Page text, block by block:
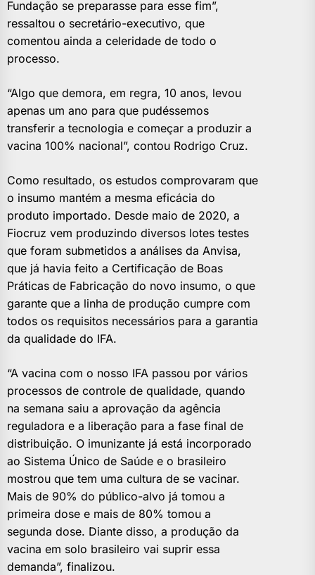
Fundação se preparasse para esse fim”,
ressaltou o secretário-executivo, que
comentou ainda a celeridade de todo o
processo.
“Algo que demora, em regra, 10 anos, levou
apenas um ano para que pudéssemos
transferir a tecnologia e começar a produzir a
vacina 100% nacional”, contou Rodrigo Cruz.
Como resultado, os estudos comprovaram que
o insumo mantém a mesma eficácia do
produto importado. Desde maio de 2020, a
Fiocruz vem produzindo diversos lotes testes
que foram submetidos a análises da Anvisa,
que já havia feito a Certificação de Boas
Práticas de Fabricação do novo insumo, o que
garante que a linha de produção cumpre com
todos os requisitos necessários para a garantia
da qualidade do IFA.
“A vacina com o nosso IFA passou por vários
processos de controle de qualidade, quando
na semana saiu a aprovação da agência
reguladora e a liberação para a fase final de
distribuição. O imunizante já está incorporado
ao Sistema Único de Saúde e o brasileiro
mostrou que tem uma cultura de se vacinar.
Mais de 90% do público-alvo já tomou a
primeira dose e mais de 80% tomou a
segunda dose. Diante disso, a produção da
vacina em solo brasileiro vai suprir essa
demanda”, finalizou.